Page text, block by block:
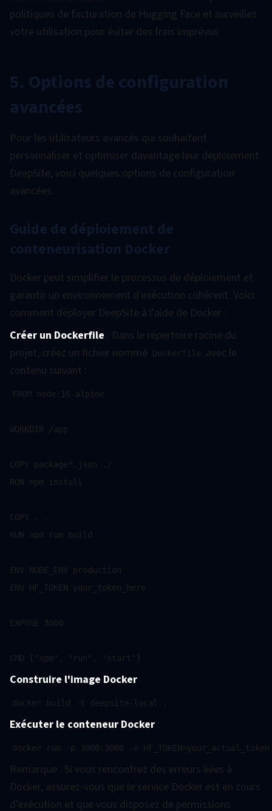
politiques de facturation de Hugging Face et surveillez
votre utilisation pour éviter des frais imprévus
5. Options de configuration
avancées
Pour les utilisateurs avancés qui souhaitent
personnaliser et optimiser davantage leur déploiement
DeepSite, voici quelques options de configuration
avancées.
Guide de déploiement de
conteneurisation Docker
Docker peut simplifier le processus de déploiement et
garantir un environnement d'exécution cohérent. Voici
comment déployer DeepSite à l'aide de Docker :
Créer un Dockerfile : Dans le répertoire racine du
projet, créez un fichier nommé
Dockerfile
avec le
contenu suivant :
FROM node:16-alpine
WORKDIR /app
COPY package*.json ./
RUN npm install
COPY . .
RUN npm run build
ENV NODE_ENV production
ENV HF_TOKEN your_token_here
EXPOSE 3000
Construire l'image Docker :
Exécuter le conteneur Docker :
Remarque : Si vous rencontrez des erreurs liées à
Docker, assurez-vous que le service Docker est en cours
d'exécution et que vous disposez de permissions